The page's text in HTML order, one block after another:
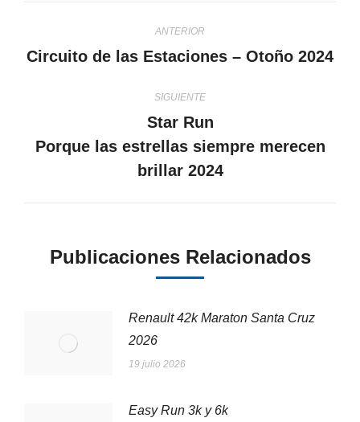
entre
publicaciones
ANTERIOR
Publicación
Circuito de las Estaciones – Otoño 2024
SIGUIENTE
Publicación
siguiente:
Star Run
Porque las estrellas siempre merecen
brillar 2024
Publicaciones Relacionados
Renault 42k Maraton Santa Cruz
2026
19 julio 2026
Easy Run 3k y 6k